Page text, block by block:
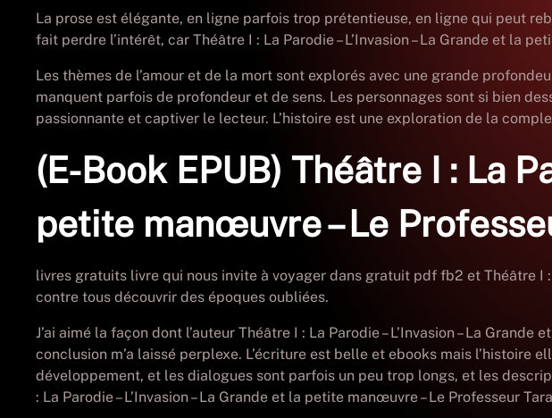
La prose est élégante, en ligne parfois trop prétentieuse, en ligne qui peut
fait perdre l’intérêt, car Théâtre I : La Parodie – L’Invasion – La Grande et la
Les thèmes de l’amour et de la mort sont explorés avec une grande
manquent parfois de profondeur et de sens. Les personnages sont si bien
passionnante et captiver le lecteur. L’histoire est une exploration de la
(E-Book EPUB) Théâtre I : La
petite manœuvre – Le
livres gratuits livre qui nous invite à voyager dans gratuit pdf fb2 et Théâtre I :
contre tous découvrir des époques oubliées.
J’ai aimé la façon dont l’auteur Théâtre I : La Parodie – L’Invasion – La
conclusion m’a laissé perplexe. L’écriture est belle et ebooks mais
développement, et les dialogues sont parfois un peu trop longs, et les
: La Parodie – L’Invasion – La Grande et la petite manœuvre – Le Professeur